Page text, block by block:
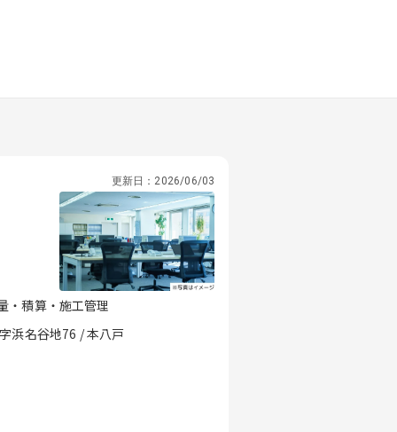
更新日： 2026/06/03
・積算・施工管理
原木字浜名谷地76 / 本八戸